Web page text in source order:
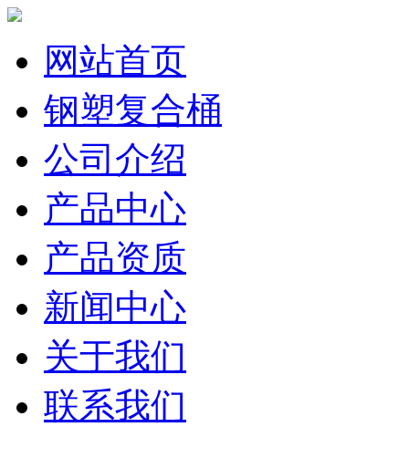
网站首页
钢塑复合桶
公司介绍
产品中心
产品资质
新闻中心
关于我们
联系我们